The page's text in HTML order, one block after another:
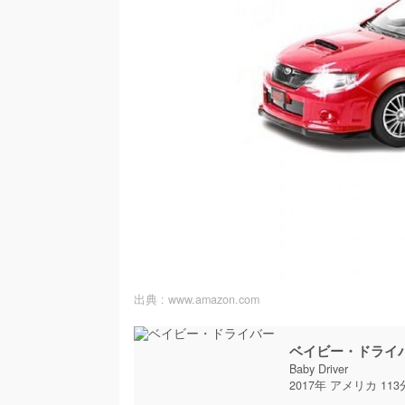
出典 : www.amazon.com
ベイビー・ドライ
Baby Driver
2017年 アメリカ 113